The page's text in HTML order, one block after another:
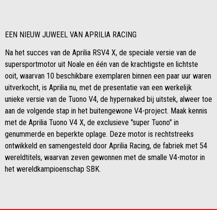
EEN NIEUW JUWEEL VAN APRILIA RACING
Na het succes van de Aprilia RSV4 X, de speciale versie van de
supersportmotor uit Noale en één van de krachtigste en lichtste
ooit, waarvan 10 beschikbare exemplaren binnen een paar uur waren
uitverkocht, is Aprilia nu, met de presentatie van een werkelijk
unieke versie van de Tuono V4, de hypernaked bij uitstek, alweer toe
aan de volgende stap in het buitengewone V4-project. Maak kennis
met de Aprilia Tuono V4 X, de exclusieve "super Tuono" in
genummerde en beperkte oplage. Deze motor is rechtstreeks
ontwikkeld en samengesteld door Aprilia Racing, de fabriek met 54
wereldtitels, waarvan zeven gewonnen met de smalle V4-motor in
het wereldkampioenschap SBK.